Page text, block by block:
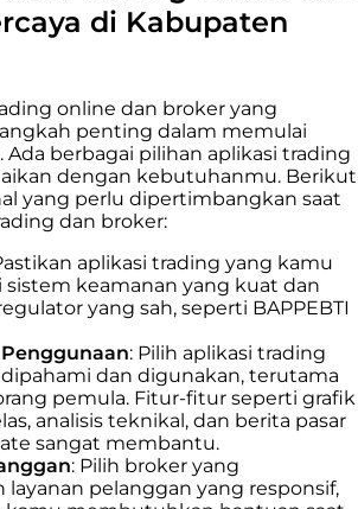
di Kabupaten
online dan broker yang
penting dalam memulai
Ada berbagai pilihan aplikasi trading
dengan kebutuhanmu. Berikut
yang perlu dipertimbangkan saat
dan broker:
aplikasi trading yang kamu
keamanan yang kuat dan
yang sah, seperti BAPPEBTI
: Pilih aplikasi trading
dan digunakan, terutama
pemula. Fitur-fitur seperti grafik
analisis teknikal, dan berita pasar
sangat membantu.
: Pilih broker yang
layanan pelanggan yang responsif,